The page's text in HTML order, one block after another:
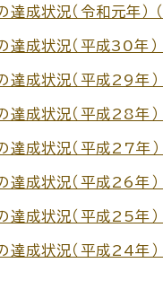
達成状況（令和元年
達成状況（平成30年
達成状況（平成29年
達成状況（平成28年
達成状況（平成27年
達成状況（平成26年
達成状況（平成25年
達成状況（平成24年